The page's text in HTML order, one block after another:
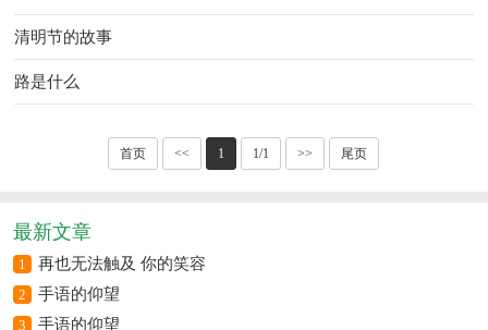
清明节的故事
路是什么
首页 << 1 1/1 >> 尾页
最新文章
1 再也无法触及 你的笑容
2 手语的仰望
3 手语的仰望